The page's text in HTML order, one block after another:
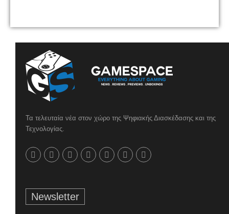
Τα τελευταία νέα στον χώρο της Ψηφιακής Διασκέδασης και της
Τεχνολογίας.
Newsletter